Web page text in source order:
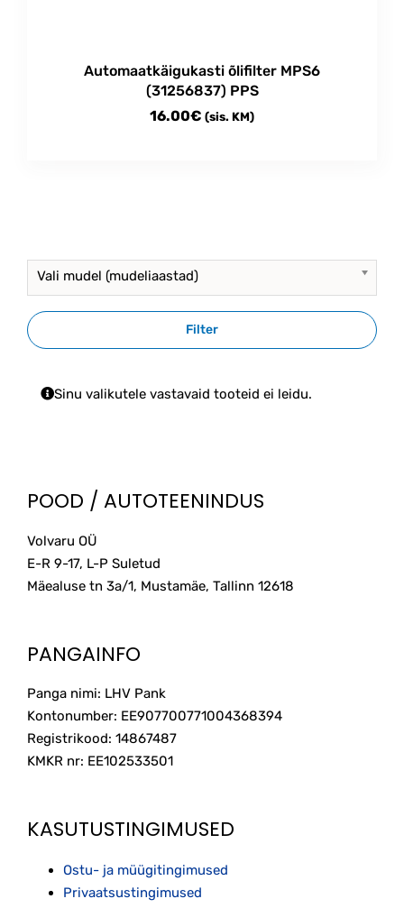
Automaatkäigukasti õlifilter MPS6
(31256837) PPS
16.00€ (sis. KM)
Vali mudel (mudeliaastad)
Filter
Sinu valikutele vastavaid tooteid ei leidu.
POOD / AUTOTEENINDUS
Volvaru OÜ
E-R 9-17, L-P Suletud
Mäealuse tn 3a/1, Mustamäe, Tallinn 12618
PANGAINFO
Panga nimi: LHV Pank
Kontonumber: EE907700771004368394
Registrikood: 14867487
KMKR nr: EE102533501
KASUTUSTINGIMUSED
Ostu- ja müügitingimused
Privaatsustingimused